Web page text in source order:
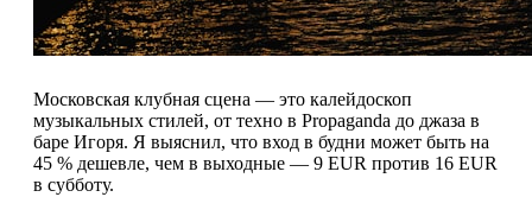
Московская клубная сцена — это калейдоскоп
музыкальных стилей, от техно в Propaganda до джаза в
баре Игоря. Я выяснил, что вход в будни может быть на
45 % дешевле, чем в выходные — 9 EUR против 16 EUR
в субботу.